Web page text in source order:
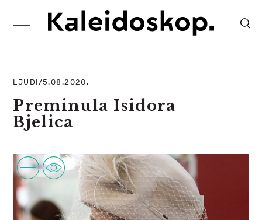
LJUDI/5.08.2020.
Preminula Isidora
Bjelica